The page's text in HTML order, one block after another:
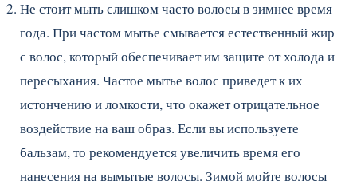
Не стоит мыть слишком часто волосы в зимнее время
года. При частом мытье смывается естественный жир
с волос, который обеспечивает им защите от холода и
пересыхания. Частое мытье волос приведет к их
истончению и ломкости, что окажет отрицательное
воздействие на ваш образ. Если вы используете
бальзам, то рекомендуется увеличить время его
нанесения на вымытые волосы. Зимой мойте волосы